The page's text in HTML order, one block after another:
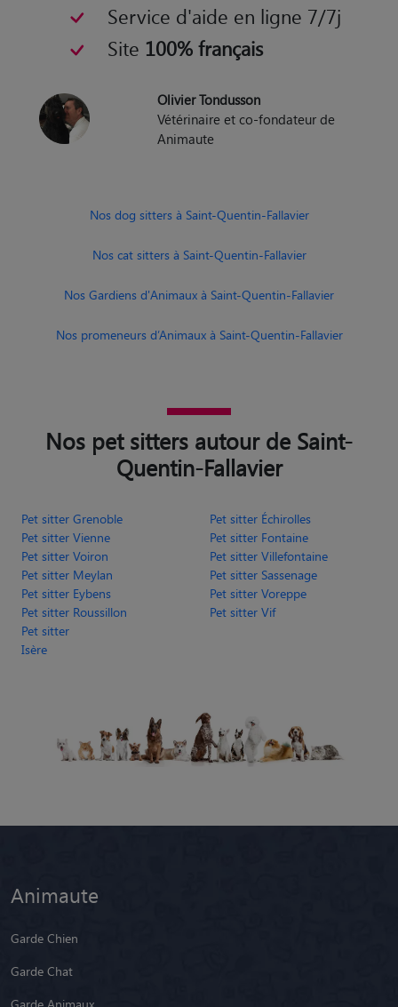
Service d'aide en ligne 7/7j
Site 100% français
Olivier Tondusson
Vétérinaire et co-fondateur de
Animaute
Nos dog sitters à Saint-Quentin-Fallavier
Nos cat sitters à Saint-Quentin-Fallavier
Nos Gardiens d'Animaux à Saint-Quentin-Fallavier
Nos promeneurs d’Animaux à Saint-Quentin-Fallavier
Nos pet sitters autour de Saint-
Quentin-Fallavier
Pet sitter Grenoble
Pet sitter Échirolles
Pet sitter Vienne
Pet sitter Fontaine
Pet sitter Voiron
Pet sitter Villefontaine
Pet sitter Meylan
Pet sitter Sassenage
Pet sitter Eybens
Pet sitter Voreppe
Pet sitter Roussillon
Pet sitter Vif
Pet sitter
Isère
Animaute
Garde Chien
Garde Chat
Garde Animaux